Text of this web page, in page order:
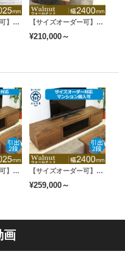
かせます。
【サイズオーダー可】天然木、無垢材使用テレビボード 凛／RIN-幅2000mm（ウォールナット・ウォルナット‐シンプル）st 【サイズオーダー可】天然木、無垢材使用テレビボード 凛／RIN-幅2400mm（ウォールナット・ウォルナット‐シンプル）st
¥210,000～
【サイズオーダー可】天然木、無垢材使用テレビボード 凛／RIN タイプ２-幅2000mm（ウォールナット・ウォルナット） 【サイズオーダー可】天然木、無垢材使用テレビボード 凛／RIN タイプ２-幅2400mm（ウォールナット・ウォルナット）
¥259,000～
画